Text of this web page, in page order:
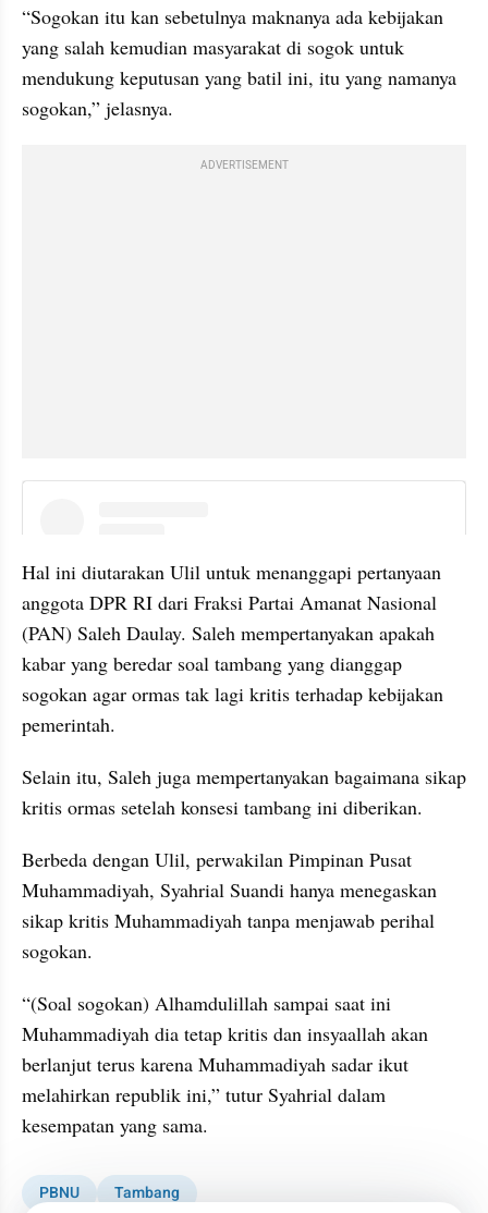
“Sogokan itu kan sebetulnya maknanya ada kebijakan
yang salah kemudian masyarakat di sogok untuk
mendukung keputusan yang batil ini, itu yang namanya
sogokan,” jelasnya.
ADVERTISEMENT
Hal ini diutarakan Ulil untuk menanggapi pertanyaan
anggota DPR RI dari Fraksi Partai Amanat Nasional
(PAN) Saleh Daulay. Saleh mempertanyakan apakah
kabar yang beredar soal tambang yang dianggap
sogokan agar ormas tak lagi kritis terhadap kebijakan
pemerintah.
Selain itu, Saleh juga mempertanyakan bagaimana sikap
kritis ormas setelah konsesi tambang ini diberikan.
Berbeda dengan Ulil, perwakilan Pimpinan Pusat
Muhammadiyah, Syahrial Suandi hanya menegaskan
sikap kritis Muhammadiyah tanpa menjawab perihal
sogokan.
“(Soal sogokan) Alhamdulillah sampai saat ini
Muhammadiyah dia tetap kritis dan insyaallah akan
berlanjut terus karena Muhammadiyah sadar ikut
melahirkan republik ini,” tutur Syahrial dalam
kesempatan yang sama.
PBNU Tambang